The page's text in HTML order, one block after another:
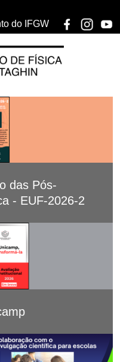
do IFGW
das Pós-
- EUF-2026-2